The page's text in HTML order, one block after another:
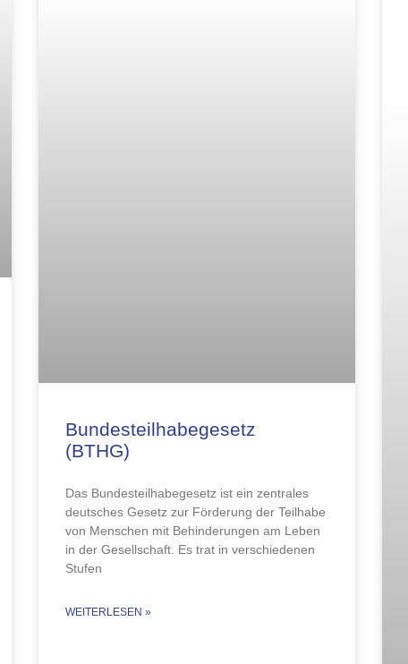
Bundesteilhabegesetz
(BTHG)
Das Bundesteilhabegesetz ist ein zentrales
deutsches Gesetz zur Förderung der Teilhabe
von Menschen mit Behinderungen am Leben
in der Gesellschaft. Es trat in verschiedenen
Stufen
WEITERLESEN »